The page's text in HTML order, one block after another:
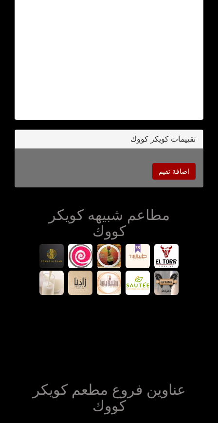
تقييمات كويكر كووك
اضافة تقيم
مطاعم شبيهه كويكر
كووك
عناوين فروع مطعم كويكر
كووك